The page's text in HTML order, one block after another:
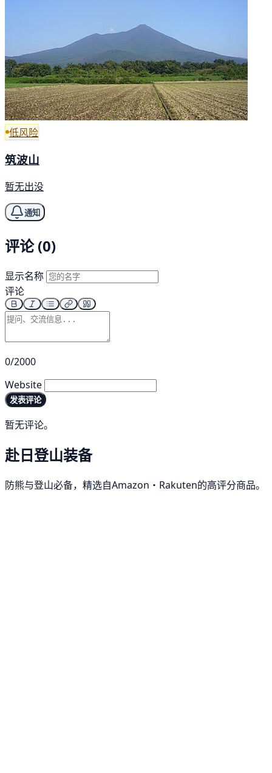
低风险
筑波山
暂无出没
通知
评论 (0)
显示名称
评论
0/2000
Website
发表评论
暂无评论。
赴日登山装备
防熊与登山必备，精选自Amazon・Rakuten的高评分商品。